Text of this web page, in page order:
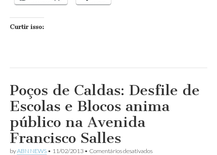
Curtir isso:
Poços de Caldas: Desfile de
Escolas e Blocos anima
público na Avenida
Francisco Salles
byABN NEWS • 11/02/2013 • Comentários desativadosem